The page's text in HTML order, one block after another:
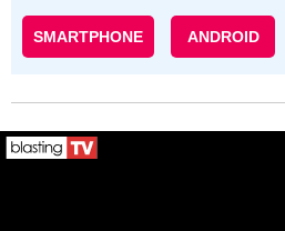
SMARTPHONE ANDROID